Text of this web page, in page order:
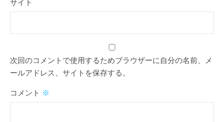
サイト
次回のコメントで使用するためブラウザーに自分の名前、メ
ールアドレス、サイトを保存する。
コメント ※